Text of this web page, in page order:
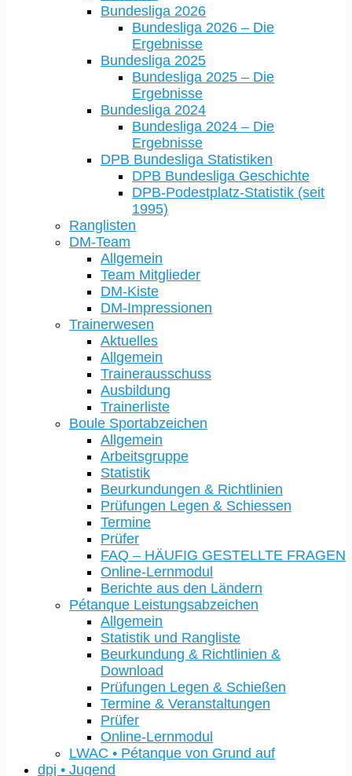
Bundesliga 2026
Bundesliga 2026 – Die
Ergebnisse
Bundesliga 2025
Bundesliga 2025 – Die
Ergebnisse
Bundesliga 2024
Bundesliga 2024 – Die
Ergebnisse
DPB Bundesliga Statistiken
DPB Bundesliga Geschichte
DPB-Podestplatz-Statistik (seit
1995)
Ranglisten
DM-Team
Allgemein
Team Mitglieder
DM-Kiste
DM-Impressionen
Trainerwesen
Aktuelles
Allgemein
Trainerausschuss
Ausbildung
Trainerliste
Boule Sportabzeichen
Allgemein
Arbeitsgruppe
Statistik
Beurkundungen & Richtlinien
Prüfungen Legen & Schiessen
Termine
Prüfer
FAQ – HÄUFIG GESTELLTE FRAGEN
Online-Lernmodul
Berichte aus den Ländern
Pétanque Leistungsabzeichen
Allgemein
Statistik und Rangliste
Beurkundung & Richtlinien &
Download
Prüfungen Legen & Schießen
Termine & Veranstaltungen
Prüfer
Online-Lernmodul
LWAC • Pétanque von Grund auf
dpj • Jugend